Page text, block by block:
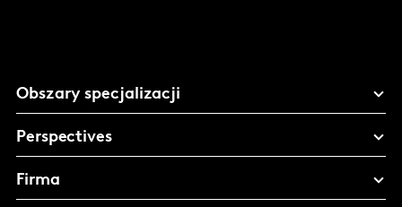
Obszary specjalizacji
Perspectives
Firma